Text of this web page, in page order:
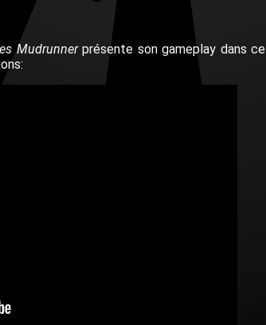
Mudrunnerprésente son gameplay dans ce